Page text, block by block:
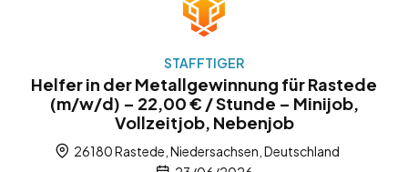
STAFFTIGER
Helfer in der Metallgewinnung für Rastede
(m/w/d) – 22,00 € / Stunde – Minijob,
Vollzeitjob, Nebenjob
26180 Rastede, Niedersachsen, Deutschland